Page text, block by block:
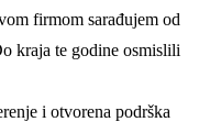
firmom sarađujem od
kraja te godine osmislili
i otvorena podrška